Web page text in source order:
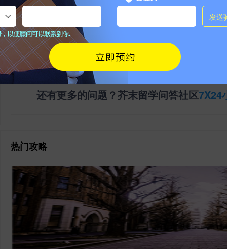
相关问答
还有更多的问题？芥末留学问答社区7X24
热门攻略